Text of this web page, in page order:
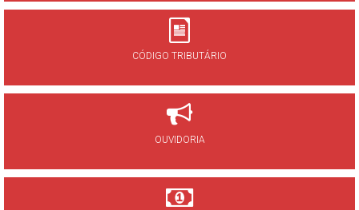
CÓDIGO TRIBUTÁRIO
OUVIDORIA